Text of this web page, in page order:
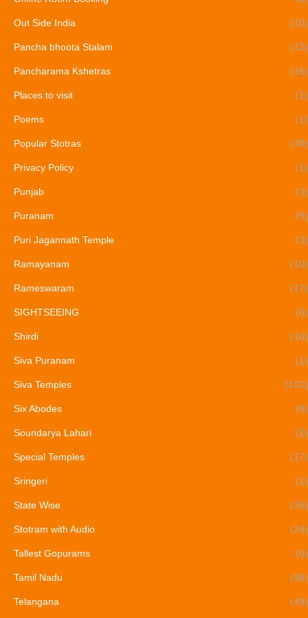
Out Side India (10)
Pancha bhoota Stalam (12)
Pancharama Kshetras (16)
Places to visit (1)
Poems (1)
Popular Stotras (30)
Privacy Policy (1)
Punjab (3)
Puranam (9)
Puri Jagannath Temple (3)
Ramayanam (10)
Rameswaram (17)
SIGHTSEEING (6)
Shirdi (10)
Siva Puranam (1)
Siva Temples (102)
Six Abodes (8)
Soundarya Lahari (2)
Special Temples (17)
Sringeri (1)
State Wise (36)
Stotram with Audio (24)
Tallest Gopurams (6)
Tamil Nadu (96)
Telangana (49)